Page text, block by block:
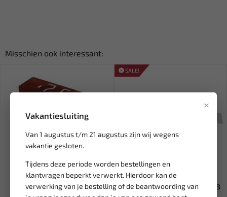
×
Vakantiesluiting
Van 1 augustus t/m 21 augustus zijn wij wegens
vakantie gesloten.
Tijdens deze periode worden bestellingen en
klantvragen beperkt verwerkt. Hierdoor kan de
verwerking van je bestelling of de beantwoording van
Misschien ook interessant:
STEEKZEKERING MINI LOW
SALE!
FORCE Wig Mercedes 9M0203